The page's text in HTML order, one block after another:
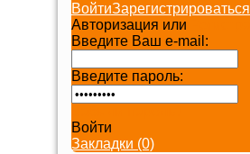
ВойтиЗарегистрироваться
Авторизация или
Введите Ваш e-mail:
Введите пароль:
Войти
Закладки (0)